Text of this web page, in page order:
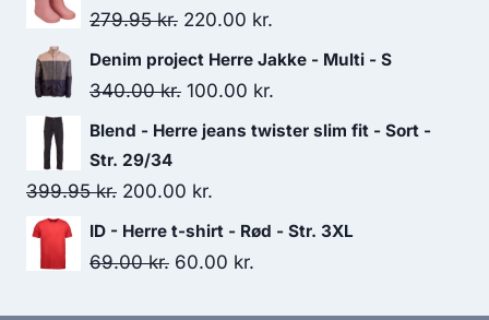
was:
is:
279.95kr. Original
price
was:
220.00 kr.
price
Denim project Herre Jakke - Multi - S
340.00kr. Original
price
340.00 kr..
100.00 kr.
price
Blend - Herre jeans twister slim fit - Sort -
Str. 29/34
399.95kr. Original
price
was:
200.00 kr.
price
is:
ID - Herre t-shirt - Rød - Str. 3XL
69.00kr. Original
60.00 kr.